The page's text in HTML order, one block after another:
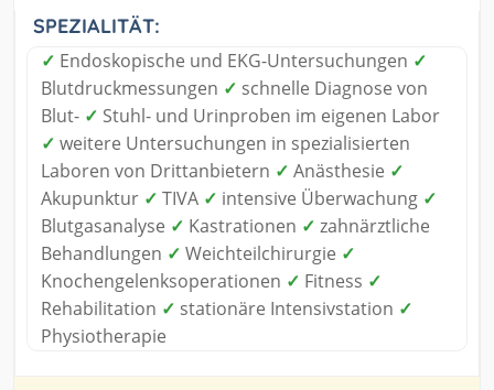
SPEZIALITÄT:
✓ Endoskopische und EKG-Untersuchungen ✓
Blutdruckmessungen ✓ schnelle Diagnose von
Blut- ✓ Stuhl- und Urinproben im eigenen Labor
✓ weitere Untersuchungen in spezialisierten
Laboren von Drittanbietern ✓ Anästhesie ✓
Akupunktur ✓ TIVA ✓ intensive Überwachung ✓
Blutgasanalyse ✓ Kastrationen ✓ zahnärztliche
Behandlungen ✓ Weichteilchirurgie ✓
Knochengelenksoperationen ✓ Fitness ✓
Rehabilitation ✓ stationäre Intensivstation ✓
Physiotherapie